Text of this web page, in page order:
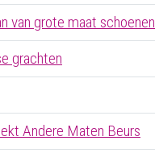
van grote maat schoenen
grachten
Andere Maten Beurs